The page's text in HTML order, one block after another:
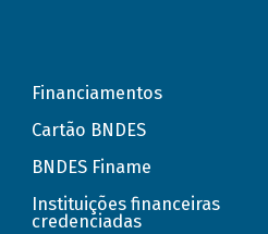
Financiamentos
Cartão BNDES
BNDES Finame
Instituições financeiras
credenciadas